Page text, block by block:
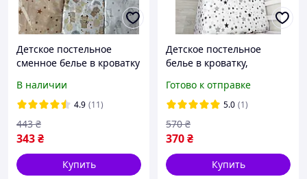
Детское постельное
сменное белье в кроватку
предметов
В наличии
4.9 (11)
343₴
443 ₴
Купить
Детское постельное
белье в кроватку,
в кроватку
Готово к отправке
5.0 (1)
370₴
570 ₴
Купить